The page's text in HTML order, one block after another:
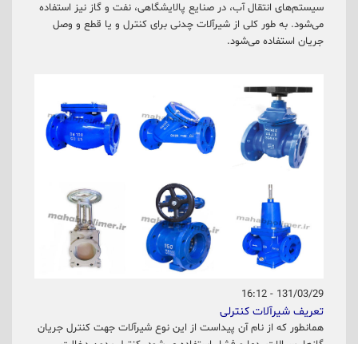
سیستم‌های انتقال آب، در صنایع پالایشگاهی، نفت و گاز نیز استفاده
می‌شود. به طور کلی از شیرآلات چدنی برای کنترل و یا قطع و وصل
جریان استفاده می‌شود.
131/03/29 - 16:12
تعریف شیرآلات کنترلی
همانطور که از نام آن پیداست از این نوع شیرآلات جهت کنترل جریان